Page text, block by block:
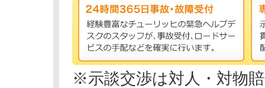
※示談交渉は対人・対物